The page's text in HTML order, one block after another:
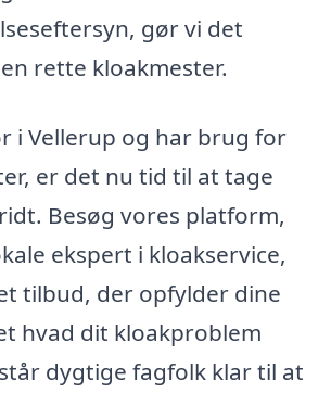
gør vi det
rette kloakmester.
i Vellerup og har brug for
er det nu tid til at tage
Besøg vores platform,
ekspert i kloakservice,
tilbud, der opfylder dine
hvad dit kloakproblem
dygtige fagfolk klar til at